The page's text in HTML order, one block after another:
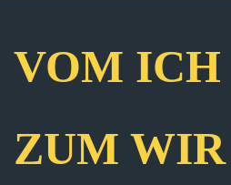
VOM ICH
ZUM WIR